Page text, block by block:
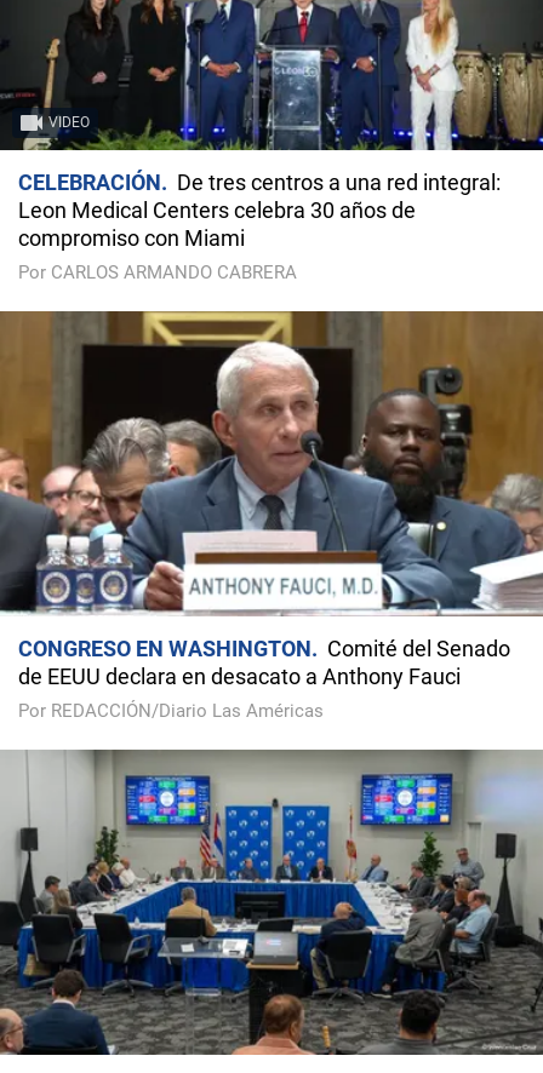
VIDEO
CELEBRACIÓN
De tres centros a una red integral:
Leon Medical Centers celebra 30 años de
compromiso con Miami
Por CARLOS ARMANDO CABRERA
CONGRESO EN WASHINGTON
Comité del Senado
de EEUU declara en desacato a Anthony Fauci
Por REDACCIÓN/Diario Las Américas